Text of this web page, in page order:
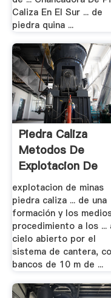
Caliza En El Sur ... de
piedra quina ...
Piedra Caliza
Metodos De
Explotacion De
Canteras
explotacion de minas
piedra caliza ... de una
formación y los
procedimiento a los ...
cielo abierto por el
sistema de cantera,
bancos de 10 m de ...